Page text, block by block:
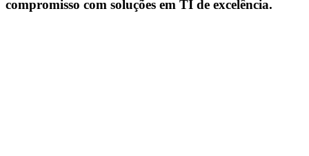
compromisso com soluções em TI de excelência.